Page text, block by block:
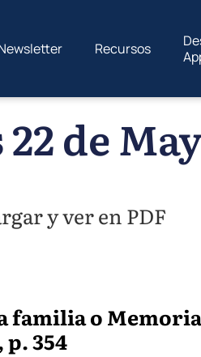
Recursos
de
y ver en PDF
o Memoria
p. 354